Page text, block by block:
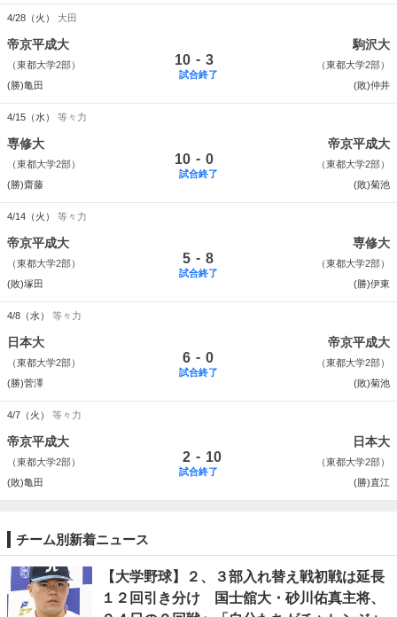
4/28（火） 大田
帝京平成大
（東都大学2部）
(勝)亀田
10 - 3
試合終了
駒沢大
（東都大学2部）
(敗)仲井
4/15（水） 等々力
専修大
（東都大学2部）
(勝)齋藤
10 - 0
試合終了
帝京平成大
（東都大学2部）
(敗)菊池
4/14（火） 等々力
帝京平成大
（東都大学2部）
(敗)塚田
5 - 8
試合終了
専修大
（東都大学2部）
(勝)伊東
4/8（水） 等々力
日本大
（東都大学2部）
(勝)菅澤
6 - 0
試合終了
帝京平成大
（東都大学2部）
(敗)菊池
4/7（火） 等々力
帝京平成大
（東都大学2部）
(敗)亀田
2 - 10
試合終了
日本大
（東都大学2部）
(勝)直江
チーム別新着ニュース
【大学野球】２、３部入れ替え戦初戦は延長
１２回引き分け 国士舘大・砂川佑真主将、